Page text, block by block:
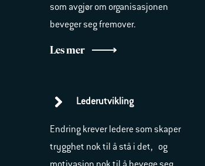
som avgjør om organisasjonen
beveger seg fremover.
Les mer
Lederutvikling
Endring krever ledere som skaper
trygghet nok til å stå i det, og